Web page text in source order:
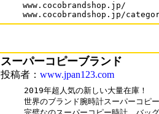
www.cocobrandshop.jp/
スーパーコピーブランド
投稿者： www.jpan123.com
2019年超人気の新しい大量在庫！
世界のブランド腕時計スーパーコピ